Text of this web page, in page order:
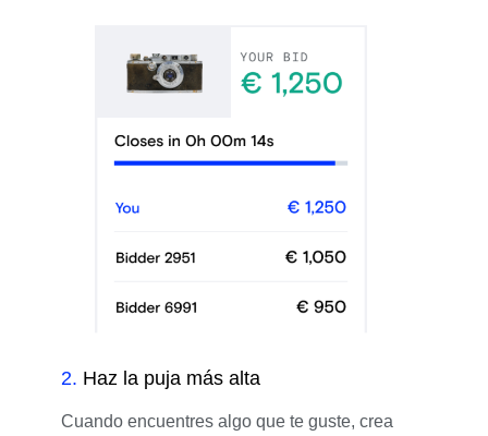
2. Haz la puja más alta
Cuando encuentres algo que te guste, crea